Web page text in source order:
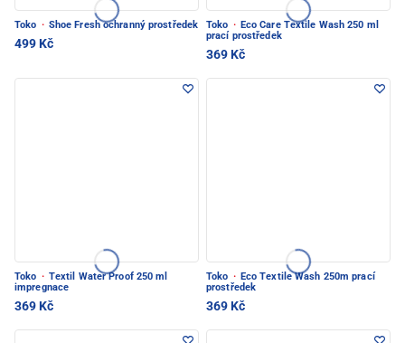
Toko · Shoe Fresh ochranný prostředek
499 Kč
Toko · Eco Care Textile Wash 250 ml
prací prostředek
369 Kč
Toko · Textil Water Proof 250 ml
impregnace
369 Kč
Toko · Eco Textile Wash 250m prací
prostředek
369 Kč